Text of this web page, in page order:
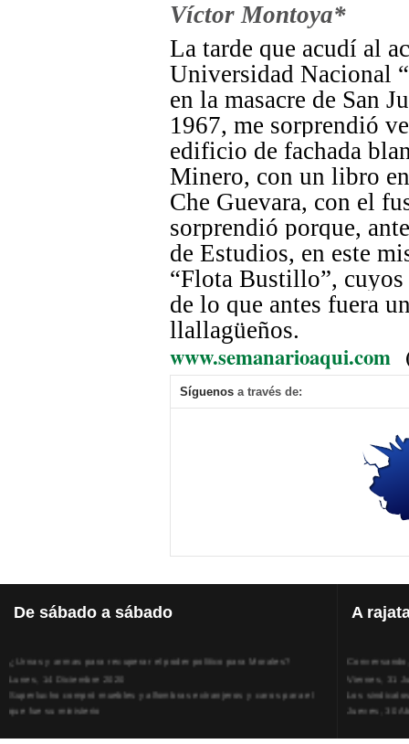
Víctor Montoya*
La tarde que acudí al
Universidad Nacional
en la masacre de San
1967, me sorprendió
edificio de fachada
Minero, con un libro
Che Guevara, con el
sorprendió porque,
de Estudios, en este
“Flota Bustillo”,
de lo que antes fuera
llallagüeños.
www.semanarioaqui.com
Síguenos a través de:
De sábado a sábado
Lunes, 14 Diciembre 2020
Superlucho compró muebles y alfombras extranjeros y caros para el
que fue su ministerio
Viernes, 11 Diciembre 2020
A
Los